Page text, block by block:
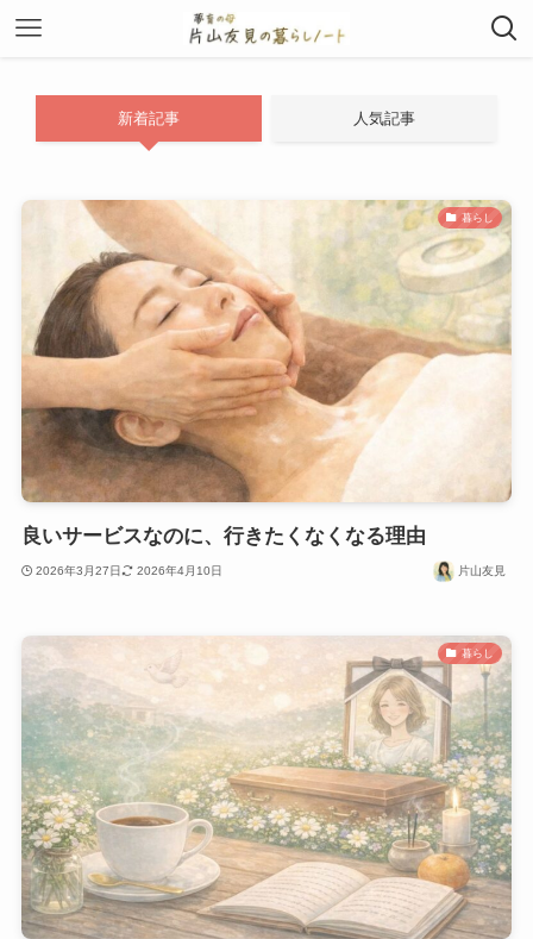
新着記事 人気記事
暮らし
良いサービスなのに、行きたくなくなる理由
2026年3月27日 2026年4月10日 片山友見
暮らし